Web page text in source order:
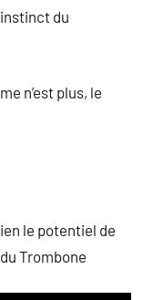
du
n’est plus, le
le potentiel de
Trombone